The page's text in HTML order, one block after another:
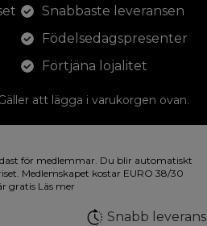
Snabbaste leveransen
Födelsedagspresenter
Förtjäna lojalitet
att lägga i varukorgen ovan.
teckningar med. På illustrationen på
färger.
för medlemmar. Du blir automatiskt
Medlemskapet kostar EURO 38/30
gratis Läs mer
Snabb leverans